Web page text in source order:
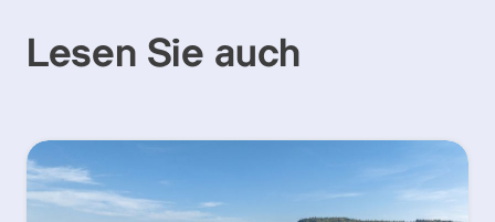
Lesen Sie auch